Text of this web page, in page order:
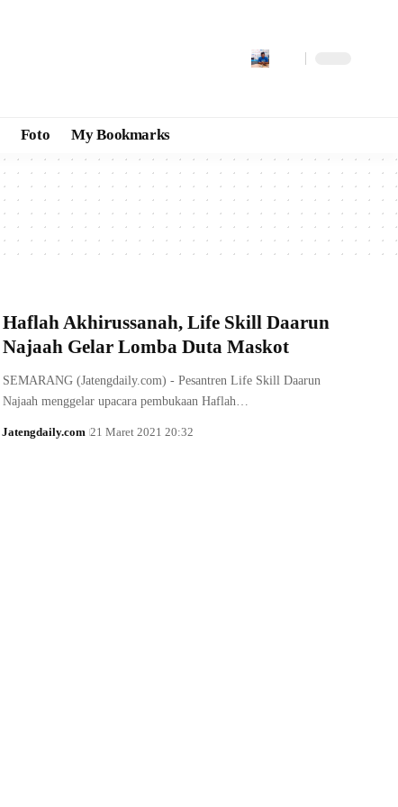
Foto My Bookmarks
Haflah Akhirussanah, Life Skill Daarun
Najaah Gelar Lomba Duta Maskot
SEMARANG (Jatengdaily.com) - Pesantren Life Skill Daarun
Najaah menggelar upacara pembukaan Haflah…
Jatengdaily.com 21 Maret 2021 20:32